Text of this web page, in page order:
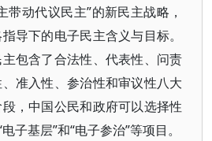
带动代议民主”的新民主战略，
导下的电子民主含义与目标。
包含了合法性、代表性、问责
准入性、参治性和审议性八大
，中国公民和政府可以选择性
子基层”和“电子参治”等项目。